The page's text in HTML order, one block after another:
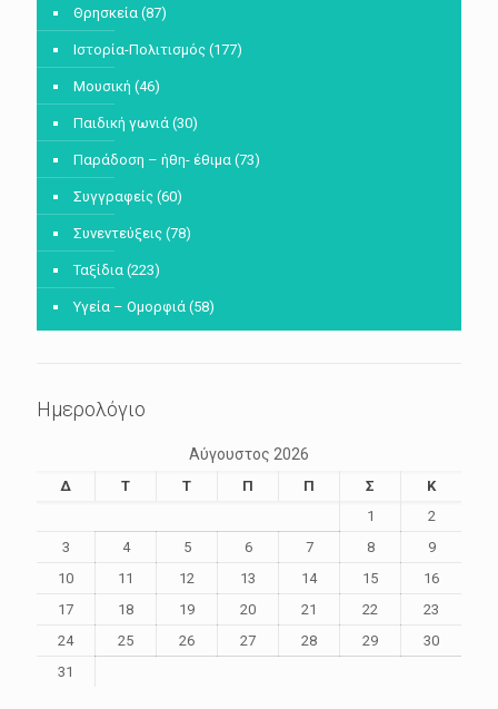
Θρησκεία (87)
Ιστορία-Πολιτισμός (177)
Μουσική (46)
Παιδική γωνιά (30)
Παράδοση – ήθη- έθιμα (73)
Συγγραφείς (60)
Συνεντεύξεις (78)
Ταξίδια (223)
Υγεία – Ομορφιά (58)
Ημερολόγιο
Αύγουστος 2026
Δ Τ Τ Π Π Σ
Κ
1
2
3
4 5 6 7 8
9
10
11 12 13 14 15
16
17
18 19 20 21 22
23
24
25 26 27 28 29
30
31